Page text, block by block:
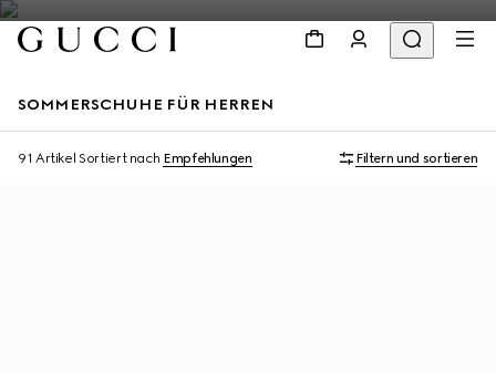
SOMMERSCHUHE FÜR HERREN
91 Artikel Sortiert nach Empfehlungen Filtern und sortieren